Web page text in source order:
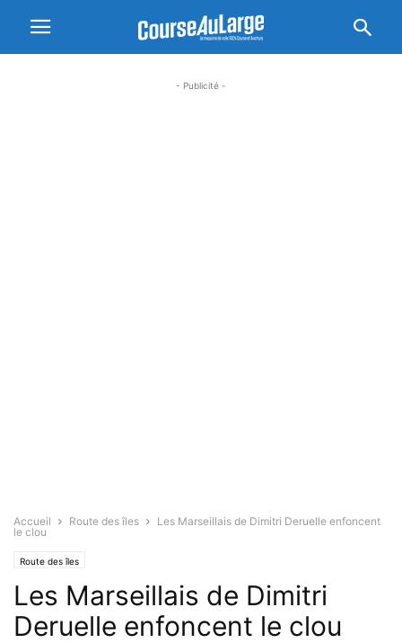
- Publicité -
Accueil Route des îles
Les Marseillais de Dimitri Deruelle enfoncent
le clou
Route des îles
Les Marseillais de Dimitri
Deruelle enfoncent le clou